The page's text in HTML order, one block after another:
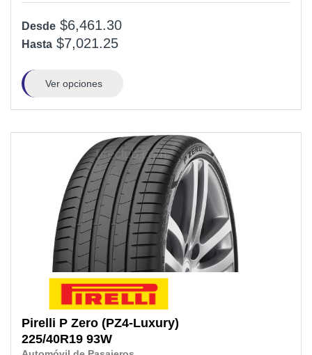
Desde $6,461.30
Hasta $7,021.25
Ver opciones
Pirelli P Zero (PZ4-Luxury)
225/40R19 93W